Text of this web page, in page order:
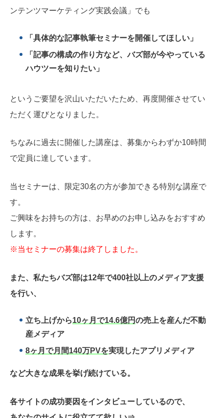
ンテンツマーケティング実践会議」でも
「具体的な記事執筆セミナーを開催してほしい」
「記事の構成の作り方など、バズ部が今やっている
ハウツーを知りたい」
というご要望を沢山いただいたため、再度開催させてい
ただく運びとなりました。
ちなみに過去に開催した講座は、募集からわずか10時間
で定員に達しています。
当セミナーは、限定30名の方が参加できる特別な講座で
す。
ご興味をお持ちの方は、お早めのお申し込みをおすすめ
します。
※当セミナーの募集は終了しました。
また、私たちバズ部は12年で400社以上のメディア支援
を行い、
立ち上げから10ヶ月で14.6億円の売上を産んだ不動
産メディア
8ヶ月で月間140万PVを実現したアプリメディア
など大きな成果を挙げ続けている。
各サイトの成功要因をインタビューしているので、